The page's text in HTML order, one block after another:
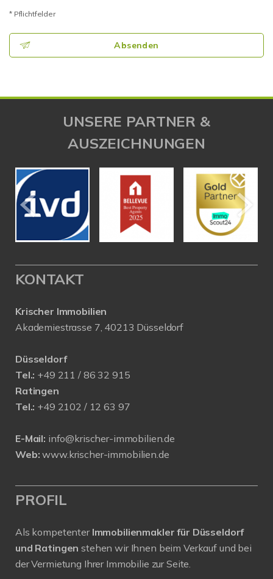
* Pflichtfelder
Absenden
UNSERE PARTNER &
AUSZEICHNUNGEN
KONTAKT
Krischer Immobilien
Akademiestrasse 7, 40213 Düsseldorf
Düsseldorf
Tel.: +49 211 / 86 32 915
Ratingen
Tel.: +49 2102 / 12 63 97
E-Mail: info@krischer-immobilien.de
Web: www.krischer-immobilien.de
PROFIL
Als kompetenter Immobilienmakler für Düsseldorf
und Ratingen stehen wir Ihnen beim Verkauf und bei
der Vermietung Ihrer Immobilie zur Seite.